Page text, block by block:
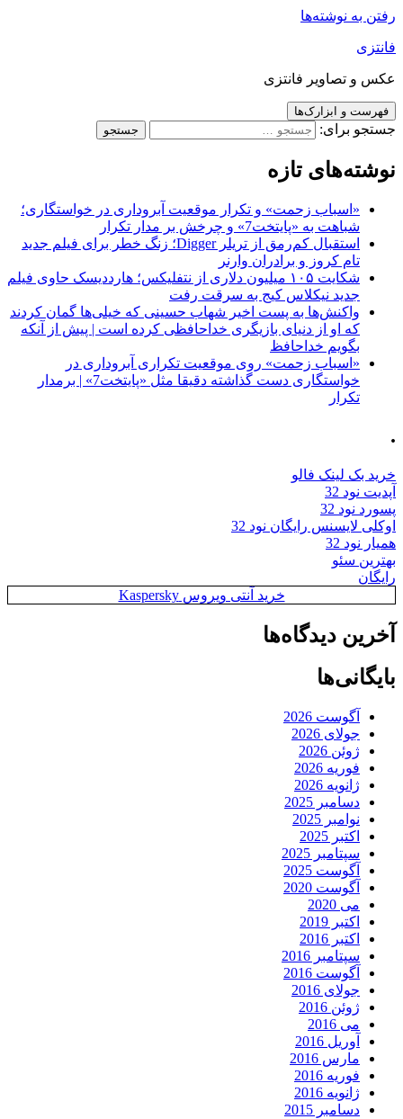
رفتن به نوشته‌ها
فانتزی
عکس و تصاویر فانتزی
فهرست و ابزارک‌ها
جستجو برای:
نوشته‌های تازه
«اسباب زحمت» و تکرار موقعیت آبروداری در خواستگاری؛
شباهت به «پایتخت7» و چرخش بر مدار تکرار
استقبال کم‌رمق از تریلر Digger؛ زنگ خطر برای فیلم جدید
تام کروز و برادران وارنر
شکایت ۱۰۵ میلیون دلاری از نتفلیکس؛ هارددیسک حاوی فیلم
جدید نیکلاس کیج به سرقت رفت
واکنش‌ها به پست اخیر شهاب حسینی که خیلی‌ها گمان کردند
که او از دنیای بازیگری خداحافظی کرده است | پیش از آنکه
بگویم خداحافظ
«اسباب زحمت» روی موقعیت تکراری آبروداری در
خواستگاری دست گذاشته دقیقا مثل «پایتخت7» | برمدار
تکرار
.
خرید بک لینک فالو
آپدیت نود 32
پسورد نود 32
اوکلی لایسنس رایگان نود 32
همیار نود 32
بهترین سئو
رایگان
خرید آنتی ویروس Kaspersky
آخرین دیدگاه‌ها
بایگانی‌ها
آگوست 2026
جولای 2026
ژوئن 2026
فوریه 2026
ژانویه 2026
دسامبر 2025
نوامبر 2025
اکتبر 2025
سپتامبر 2025
آگوست 2025
آگوست 2020
می 2020
اکتبر 2019
اکتبر 2016
سپتامبر 2016
آگوست 2016
جولای 2016
ژوئن 2016
می 2016
آوریل 2016
مارس 2016
فوریه 2016
ژانویه 2016
دسامبر 2015